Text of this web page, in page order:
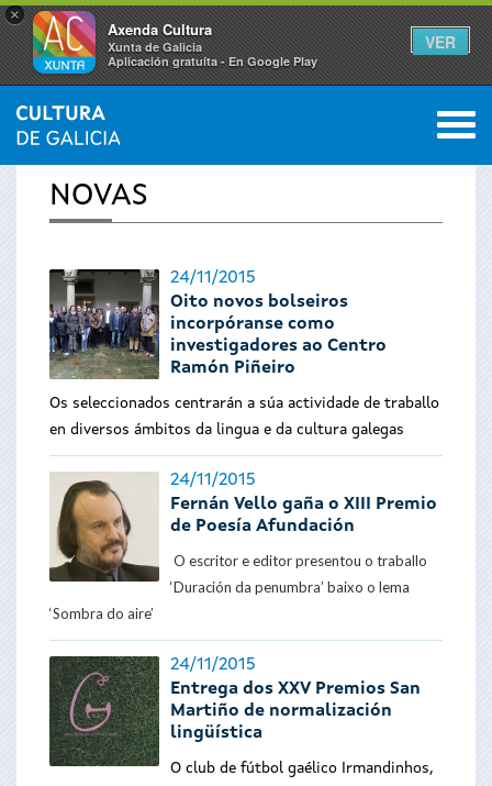
×
Axenda Cultura
Xunta de Galicia
Aplicación gratuíta - En Google Play
VER
Vostede
está
aquí
INICIO › ACTUALIDADE 0
NOVAS
24/11/2015
Oito novos bolseiros
incorpóranse como
investigadores ao Centro
Ramón Piñeiro
Os seleccionados centrarán a súa actividade de traballo
en diversos ámbitos da lingua e da cultura galegas
24/11/2015
Fernán Vello gaña o XIII Premio
de Poesía Afundación
O escritor e editor presentou o traballo
‘Duración da penumbra’ baixo o lema
‘Sombra do aire’
24/11/2015
Entrega dos XXV Premios San
Martiño de normalización
lingüística
O club de fútbol gaélico Irmandinhos,